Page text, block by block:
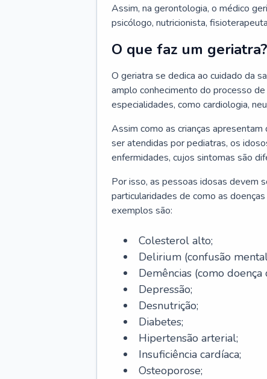
Assim, na gerontologia, o médico
psicólogo, nutricionista,
O que faz um geriatra?
O geriatra se dedica ao cuidado da
amplo conhecimento do processo
especialidades, como cardiologia,
Assim como as crianças
ser atendidas por pediatras, os
enfermidades, cujos sintomas são
Por isso, as pessoas idosas devem
particularidades de como as
exemplos são:
Colesterol alto;
Delirium (confusão
Demências (como
Depressão;
Desnutrição;
Diabetes;
Hipertensão arterial;
Insuficiência cardíaca;
Osteoporose;